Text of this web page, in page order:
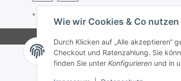
Wie wir Cookies & Co nutzen
Durch Klicken auf „Alle akzeptieren“
Checkout und Ratenzahlung. Sie
finden Sie unter Konfigurieren und in
* Alle Preise zzgl. gesetzlicher USt., zzgl.